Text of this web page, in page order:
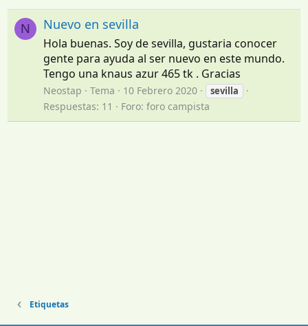
N Nuevo en sevilla
Hola buenas. Soy de sevilla, gustaria conocer
gente para ayuda al ser nuevo en este mundo.
Tengo una knaus azur 465 tk . Gracias
Neostap Tema 10 Febrero 2020 sevilla
Respuestas: 11 Foro:foro campista
Etiquetas